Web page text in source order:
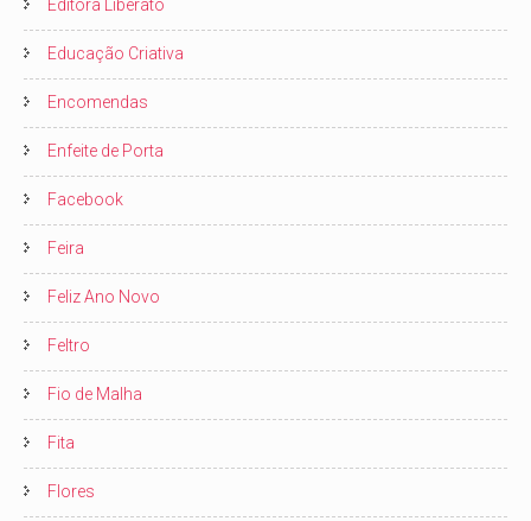
Editora Liberato
Educação Criativa
Encomendas
Enfeite de Porta
Facebook
Feira
Feliz Ano Novo
Feltro
Fio de Malha
Fita
Flores